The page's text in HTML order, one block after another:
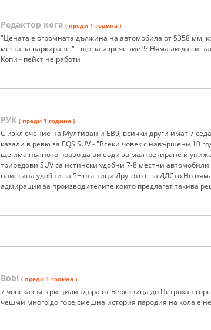
Редактор кога ( преди 1 година )
"Цената е огромната дължина на автомобила от 5358 мм,
места за паркиране." - що за изречение?!? Няма ли да си
Копи - пейст не работи
РУК ( преди 1 година )
С изключение на Мултиван и ЕВ9, всички други имат 7
казали в ревю за EQS SUV - "Всеки човек с навършени 10
ще има пълното право да ви съди за малтретиране и
триредови SUV са истински удобни 7-8 местни
наистина удобни за 5+ пътници.Другото е за ДДСто.Но
адмирации за производителите които предлагат такива
Bobi ( преди 1 година )
7 човека със три цилиндъра от Берковица до Петрохан
чешми много до горе,смешна история пародия на кола е